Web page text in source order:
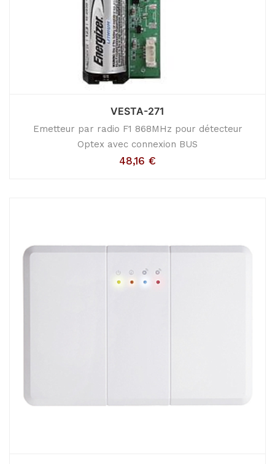
VESTA-271
Emetteur par radio F1 868MHz pour détecteur
Optex avec connexion BUS
48,16 €